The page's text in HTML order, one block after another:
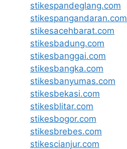
stikespandeglang.com
stikespangandaran.com
stikesacehbarat.com
stikesbadung.com
stikesbanggai.com
stikesbangka.com
stikesbanyumas.com
stikesbekasi.com
stikesblitar.com
stikesbogor.com
stikesbrebes.com
stikescianjur.com